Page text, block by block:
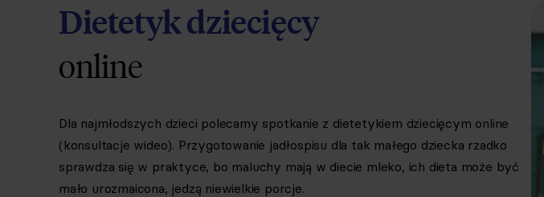
Dietetyk dziecięcy
online
Dla najmłodszych dzieci polecamy spotkanie z dietetykiem dziecięcym online
(konsultacje wideo). Przygotowanie jadłospisu dla tak małego dziecka rzadko
sprawdza się w praktyce, bo maluchy mają w diecie mleko, ich dieta może być
mało urozmaicona, jedzą niewielkie porcje.